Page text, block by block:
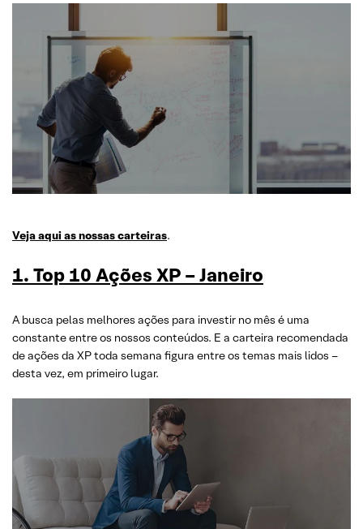
Veja aqui as nossas carteiras.
1. Top 10 Ações XP – Janeiro
A busca pelas melhores ações para investir no mês é uma
constante entre os nossos conteúdos. E a carteira recomendada
de ações da XP toda semana figura entre os temas mais lidos –
desta vez, em primeiro lugar.